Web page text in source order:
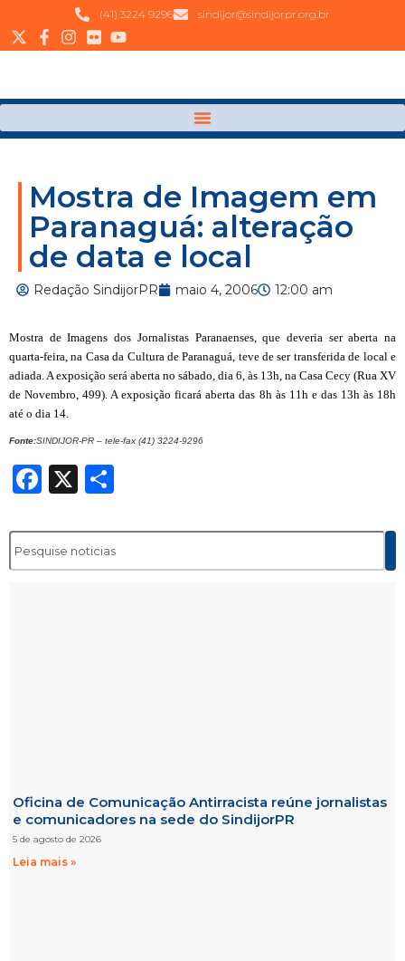
(41) 3224 9296 sindijor@sindijorpr.org.br
Mostra de Imagem em
Paranaguá: alteração
de data e local
Redação SindijorPR maio 4, 2006 12:00 am
Mostra de Imagens dos Jornalistas Paranaenses, que deveria ser aberta na
quarta-feira, na Casa da Cultura de Paranaguá, teve de ser transferida de local e
adiada. A exposição será aberta no sábado, dia 6, às 13h, na Casa Cecy (Rua XV
de Novembro, 499). A exposição ficará aberta das 8h às 11h e das 13h às 18h
até o dia 14.
Fonte:SINDIJOR-PR – tele-fax (41) 3224-9296
Facebook
X
Oficina de Comunicação Antirracista reúne jornalistas
e comunicadores na sede do SindijorPR
5 de agosto de 2026
Leia mais »